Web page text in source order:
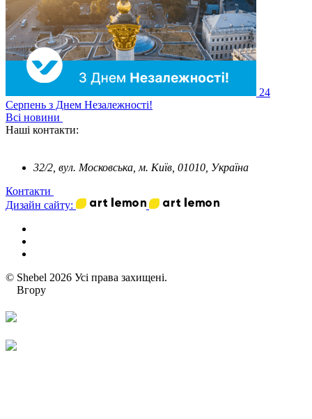
24
Серпень з Днем Незалежності!
Всі новини
Наші контакти:
32/2, вул. Московська, м. Київ, 01010, Україна
Контакти
Дизайн сайту:
© Shebel 2026 Усі права захищені.
Вгору